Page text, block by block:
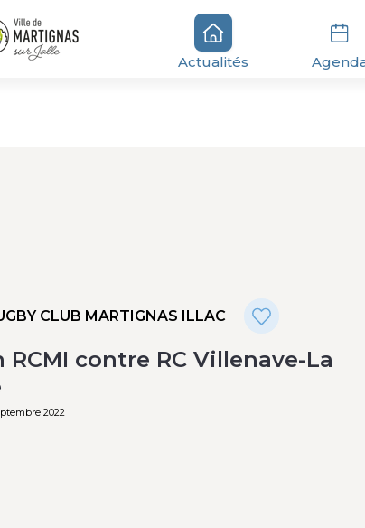
Actualités
CLUB MARTIGNAS ILLAC
RCMI contre RC Villenave-La
2022